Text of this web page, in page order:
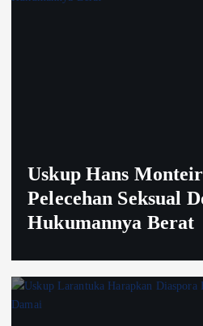
Uskup Hans
Pelecehan Seksual
Hukumannya Berat